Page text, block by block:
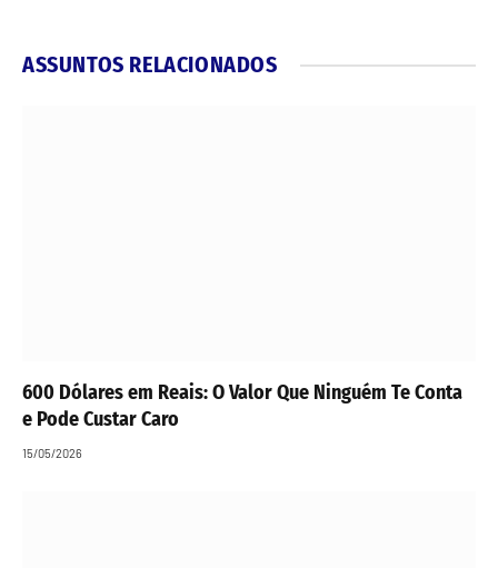
ASSUNTOS RELACIONADOS
600 Dólares em Reais: O Valor Que Ninguém Te Conta
e Pode Custar Caro
15/05/2026